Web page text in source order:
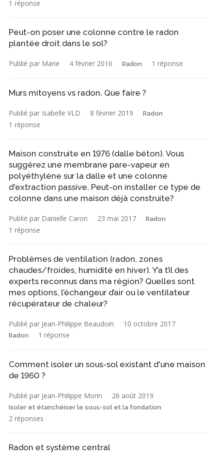
1 réponse
Peut-on poser une colonne contre le radon
plantée droit dans le sol?
Publié par Marie 4 février 2016 Radon 1 réponse
Murs mitoyens vs radon. Que faire ?
Publié par Isabelle VLD 8 février 2019 Radon
1 réponse
Maison construite en 1976 (dalle béton). Vous
suggérez une membrane pare-vapeur en
polyéthylène sur la dalle et une colonne
d'extraction passive. Peut-on installer ce type de
colonne dans une maison déjà construite?
Publié par Danielle Caron 23 mai 2017 Radon
1 réponse
Problèmes de ventilation (radon, zones
chaudes/froides, humidité en hiver). Y’a t’il des
experts reconnus dans ma région? Quelles sont
mes options, l’échangeur d’air ou le ventilateur
récupérateur de chaleur?
Publié par Jean-Philippe Beaudoin 10 octobre 2017
Radon 1 réponse
Comment isoler un sous-sol existant d'une maison
de 1960 ?
Publié par Jean-Philippe Morin 26 août 2019
Isoler et étanchéiser le sous-sol et la fondation
2 réponses
Radon et système central